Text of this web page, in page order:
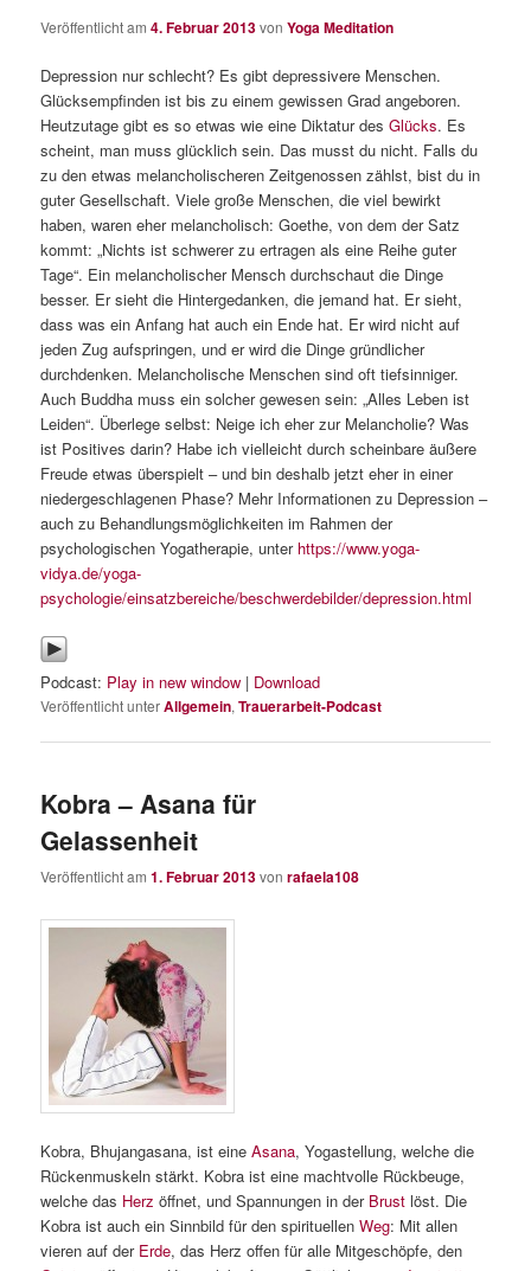
Veröffentlicht am4. Februar 2013vonYoga Meditation
Depression nur schlecht? Es gibt depressivere Menschen.
Glücksempfinden ist bis zu einem gewissen Grad angeboren.
Heutzutage gibt es so etwas wie eine Diktatur desGlücks. Es
scheint, man muss glücklich sein. Das musst du nicht. Falls du
zu den etwas melancholischeren Zeitgenossen zählst, bist du in
guter Gesellschaft. Viele große Menschen, die viel bewirkt
haben, waren eher melancholisch: Goethe, von dem der Satz
kommt: „Nichts ist schwerer zu ertragen als eine Reihe guter
Tage“. Ein melancholischer Mensch durchschaut die Dinge
besser. Er sieht die Hintergedanken, die jemand hat. Er sieht,
dass was ein Anfang hat auch ein Ende hat. Er wird nicht auf
jeden Zug aufspringen, und er wird die Dinge gründlicher
durchdenken. Melancholische Menschen sind oft tiefsinniger.
Auch Buddha muss ein solcher gewesen sein: „Alles Leben ist
Leiden“. Überlege selbst: Neige ich eher zur Melancholie? Was
ist Positives darin? Habe ich vielleicht durch scheinbare äußere
Freude etwas überspielt – und bin deshalb jetzt eher in einer
niedergeschlagenen Phase? Mehr Informationen zu Depression –
auch zu Behandlungsmöglichkeiten im Rahmen der
psychologischen Yogatherapie, unter https://www.yoga-
vidya.de/yoga-
psychologie/einsatzbereiche/beschwerdebilder/depression.html
Podcast: Play in new window | Download
Veröffentlicht unterAllgemein,Trauerarbeit-Podcast
Kobra – Asana für
Gelassenheit
Veröffentlicht am1. Februar 2013vonrafaela108
Kobra, Bhujangasana, ist eineAsana, Yogastellung, welche die
Rückenmuskeln stärkt. Kobra ist eine machtvolle Rückbeuge,
welche das Herz öffnet, und Spannungen in der Brust löst. Die
Kobra ist auch ein Sinnbild für den spirituellenWeg: Mit allen
vieren auf der Erde, das Herz offen für alle Mitgeschöpfe, den